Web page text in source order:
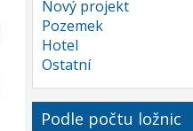
Nový projekt
Pozemek
Hotel
Ostatní
Podle počtu ložnic